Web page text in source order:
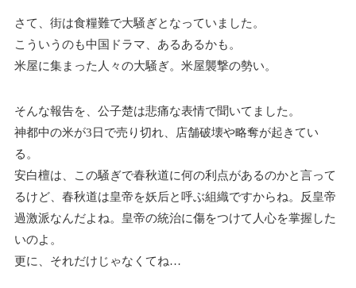
さて、街は食糧難で大騒ぎとなっていました。
こういうのも中国ドラマ、あるあるかも。
米屋に集まった人々の大騒ぎ。米屋襲撃の勢い。
そんな報告を、公子楚は悲痛な表情で聞いてました。
神都中の米が3日で売り切れ、店舗破壊や略奪が起きてい
る。
安白檀は、この騒ぎで春秋道に何の利点があるのかと言って
るけど、春秋道は皇帝を妖后と呼ぶ組織ですからね。反皇帝
過激派なんだよね。皇帝の統治に傷をつけて人心を掌握した
いのよ。
更に、それだけじゃなくてね…